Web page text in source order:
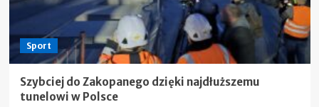
Sport
Szybciej do Zakopanego dzięki najdłuższemu
tunelowi w Polsce